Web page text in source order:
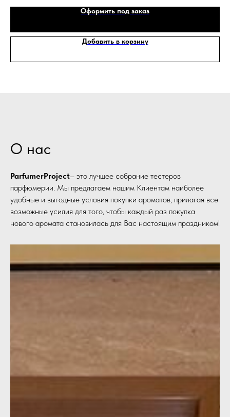
Оформить под заказ
Добавить в корзину
О нас
ParfumerProject– это лучшее собрание тестеров
парфюмерии. Мы предлагаем нашим Клиентам наиболее
удобные и выгодные условия покупки ароматов, прилагая все
возможные усилия для того, чтобы каждый раз покупка
нового аромата становилась для Вас настоящим праздником!